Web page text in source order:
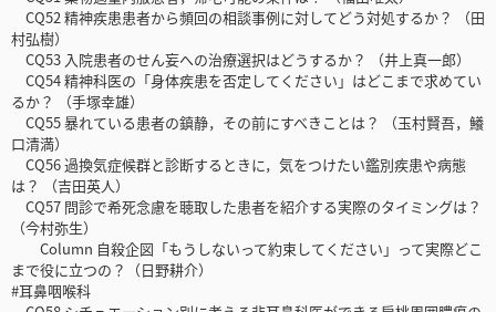
CQ52 精神疾患患者から頻回の相談事例に対してどう対処するか？ （田
村弘樹）
CQ53 入院患者のせん妄への治療選択はどうするか？ （井上真一郎）
CQ54 精神科医の「身体疾患を否定してください」はどこまで求めてい
るか？ （手塚幸雄）
CQ55 暴れている患者の鎮静，その前にすべきことは？ （玉村賢吾，鱶
口清満）
CQ56 過換気症候群と診断するときに，気をつけたい鑑別疾患や病態
は？ （吉田英人）
CQ57 問診で希死念慮を聴取した患者を紹介する実際のタイミングは？
（今村弥生）
Column 自殺企図「もうしないって約束してください」って実際どこ
まで役に立つの？（日野耕介）
#耳鼻咽喉科